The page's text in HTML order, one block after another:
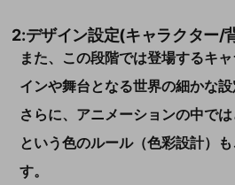
2:デザイン設定(キャラクター/
また、この段階では登場するキ
インや舞台となる世界の細かな設
さらに、アニメーションの中で
という色のルール（色彩設計）
す。